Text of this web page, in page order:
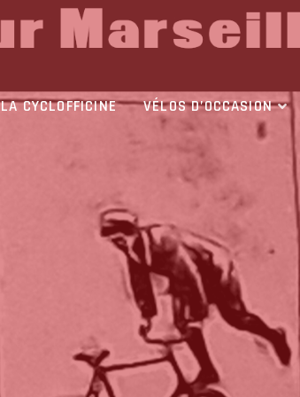
LA CYCLOFFICINE
VÉLOS D’OCCASION